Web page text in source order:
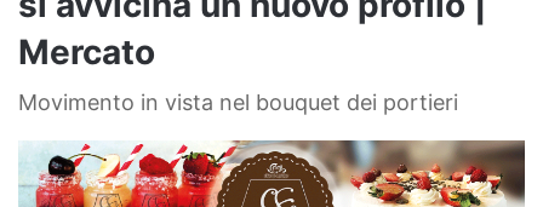
Mercato
Movimento in vista nel bouquet dei portieri